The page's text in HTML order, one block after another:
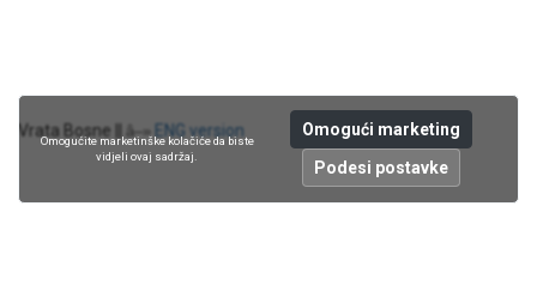
Omogućite marketinške kolačiće da biste
vidjeli ovaj sadržaj.
Omogući marketing
Podesi postavke
Vrata Bosne || â–» ENG version